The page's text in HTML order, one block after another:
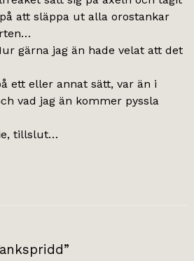
att släppa ut alla orostankar
gärna jag än hade velat att det
ett eller annat sätt, var än i
vad jag än kommer pyssla
tillslut…